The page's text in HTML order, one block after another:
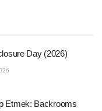
Day (2026)
Etmek: Backrooms